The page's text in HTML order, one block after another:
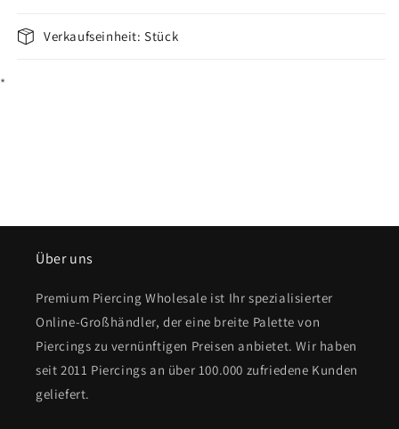
Verkaufseinheit: Stück
*
Über uns
Premium Piercing Wholesale ist Ihr spezialisierter
Online-Großhändler, der eine breite Palette von
Piercings zu vernünftigen Preisen anbietet. Wir haben
seit 2011 Piercings an über 100.000 zufriedene Kunden
geliefert.